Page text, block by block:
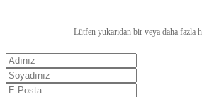
Lütfen yukarıdan bir veya daha fazla